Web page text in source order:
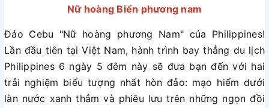
Nữ hoàng Biển phương nam
Đảo Cebu "Nữ hoàng phương Nam" của Philippines!
Lần đầu tiên tại Việt Nam, hành trình bay thẳng du lịch
Philippines 6 ngày 5 đêm này sẽ đưa bạn đến với hai
trải nghiệm biểu tượng nhất hòn đảo: mạo hiểm dưới
làn nước xanh thẳm và phiêu lưu trên những ngọn đồi